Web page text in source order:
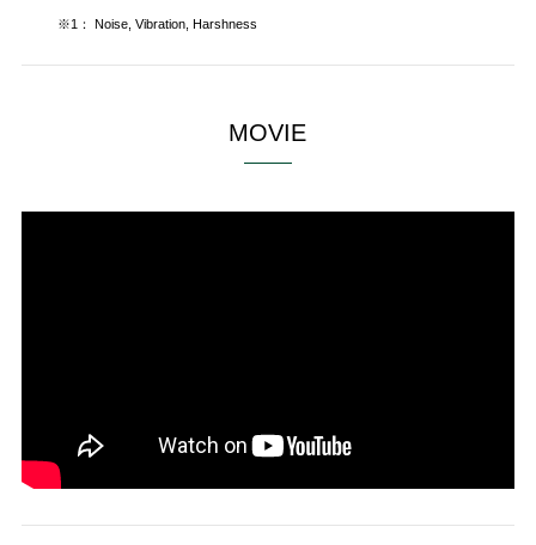
※1： Noise, Vibration, Harshness
MOVIE